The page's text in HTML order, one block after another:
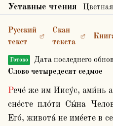
Уставные чтения
Русский
текст
Скан
текста
Готово Дата последнего
Слово четыредесят седмое
Рече́ же им Иису́с, ами́нь ами́нь глаго́лю вам: а́ще не
сне́сте пло́ти Сы́на
Его́, живота́ не име́ете в